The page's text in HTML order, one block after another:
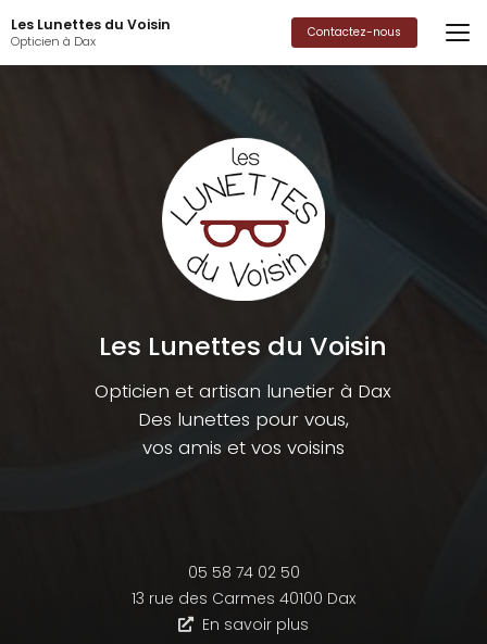
au
contenu
principal
Les Lunettes du Voisin
Opticien à Dax Contactez-nous
Les Lunettes du Voisin
Opticien et artisan lunetier à Dax
Des lunettes pour vous,
vos amis et vos voisins
05 58 74 02 50
13 rue des Carmes 40100 Dax
En savoir plus